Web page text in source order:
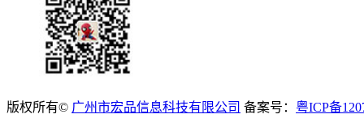
版权所有© 广州市宏品信息科技有限公司 备案号： 粤ICP备